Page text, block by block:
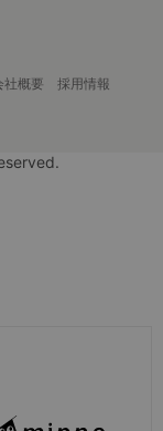
社概要
採用情報